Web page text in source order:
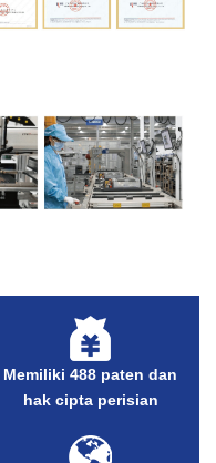
Memiliki 488 paten dan
hak cipta perisian